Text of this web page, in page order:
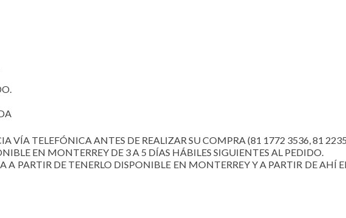
VÍA TELEFÓNICA ANTES DE REALIZAR SU COMPRA (81 1772 3536, 81
EN MONTERREY DE 3 A 5 DÍAS HÁBILES SIGUIENTES AL PEDIDO.
A PARTIR DE TENERLO DISPONIBLE EN MONTERREY Y A PARTIR DE AHÍ